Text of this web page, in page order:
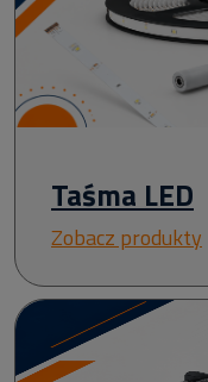
Taśma LED
Zobacz produkty